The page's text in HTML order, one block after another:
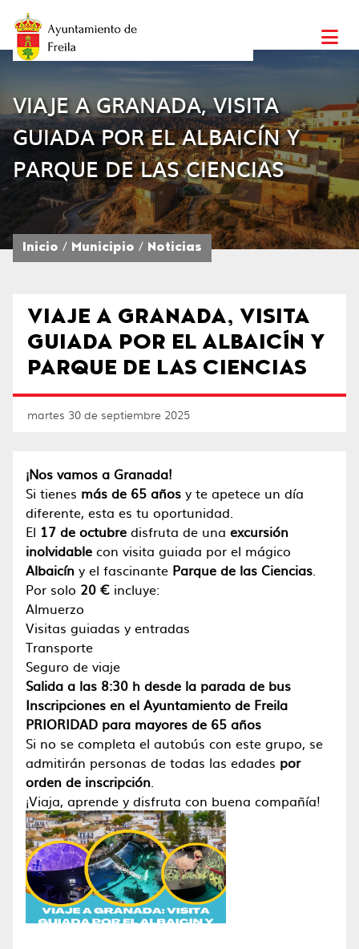
VIAJE A GRANADA, VISITA
GUIADA POR EL ALBAICÍN Y
PARQUE DE LAS CIENCIAS
Inicio Municipio Noticias
VIAJE A GRANADA, VISITA
GUIADA POR EL ALBAICÍN Y
PARQUE DE LAS CIENCIAS
martes 30 de septiembre 2025
¡Nos vamos a Granada!
Si tienes más de 65 años y te apetece un día
diferente, esta es tu oportunidad.
El 17 de octubre disfruta de una excursión
inolvidable con visita guiada por el mágico
Albaicín y el fascinante Parque de las Ciencias.
Por solo 20 € incluye:
Almuerzo
Visitas guiadas y entradas
Transporte
Seguro de viaje
Salida a las 8:30 h desde la parada de bus
Inscripciones en el Ayuntamiento de Freila
PRIORIDAD para mayores de 65 años
Si no se completa el autobús con este grupo, se
admitirán personas de todas las edades por
orden de inscripción.
¡Viaja, aprende y disfruta con buena compañía!